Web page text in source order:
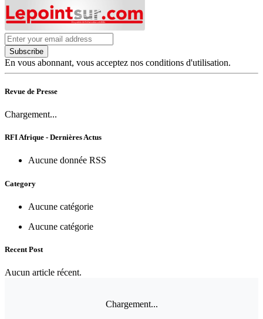
Subscribe
En vous abonnant, vous acceptez nos conditions d'utilisation.
Revue de Presse
Chargement...
RFI Afrique - Dernières Actus
Aucune donnée RSS
Category
Aucune catégorie
Aucune catégorie
Recent Post
Aucun article récent.
Chargement...